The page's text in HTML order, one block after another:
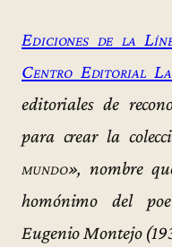
Ediciones de la
Centro Editorial
editoriales de
para crear la
mundo», nombre
homónimo del
Eugenio Montejo